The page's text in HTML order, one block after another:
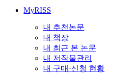
MyRISS
내 추천논문
내 책장
내 최근 본 논문
내 저작물관리
내 구매·신청 현황